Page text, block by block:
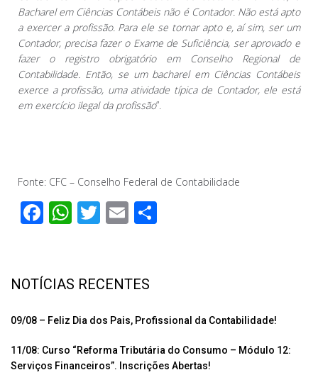
Bacharel em Ciências Contábeis não é Contador. Não está apto
a exercer a profissão. Para ele se tornar apto e, aí sim, ser um
Contador, precisa fazer o Exame de Suficiência, ser aprovado e
fazer o registro obrigatório em Conselho Regional de
Contabilidade. Então, se um bacharel em Ciências Contábeis
exerce a profissão, uma atividade típica de Contador, ele está
em exercício ilegal da profissão”.
Fonte: CFC – Conselho Federal de Contabilidade
F
b
o
k
W
s
p
p
T
er
E
til
h
ar
NOTÍCIAS RECENTES
09/08 – Feliz Dia dos Pais, Profissional da Contabilidade!
11/08: Curso “Reforma Tributária do Consumo – Módulo 12:
Serviços Financeiros”. Inscrições Abertas!